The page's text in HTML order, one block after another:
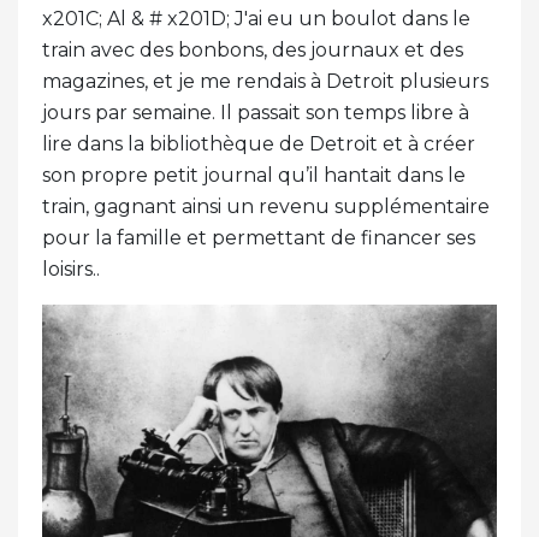
x201C; Al & # x201D; J'ai eu un boulot dans le
train avec des bonbons, des journaux et des
magazines, et je me rendais à Detroit plusieurs
jours par semaine. Il passait son temps libre à
lire dans la bibliothèque de Detroit et à créer
son propre petit journal qu’il hantait dans le
train, gagnant ainsi un revenu supplémentaire
pour la famille et permettant de financer ses
loisirs..